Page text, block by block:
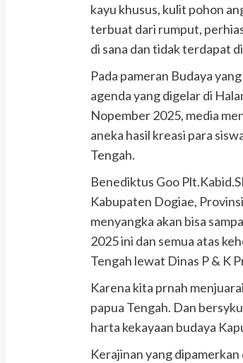
kayu khusus, kulit pohon
terbuat dari rumput,
di sana dan tidak terdapat
Pada pameran Budaya
agenda yang digelar di
Nopember 2025, media
aneka hasil kreasi para
Tengah.
Benediktus Goo
Kabupaten Dogiae,
menyangka akan bisa
2025 ini dan semua atas
Tengah lewat Dinas P & K
Karena kita prnah
papua Tengah. Dan
harta kekayaan budaya
Kerajinan yang